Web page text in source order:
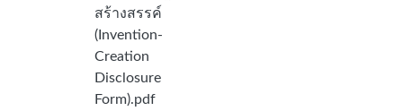
สร้างสรรค์
(Invention-
Creation
Disclosure
Form).pdf